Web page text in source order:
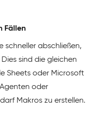
Fällen
schneller abschließen,
sind die gleichen
Sheets oder Microsoft
Agenten oder
Makros zu erstellen.